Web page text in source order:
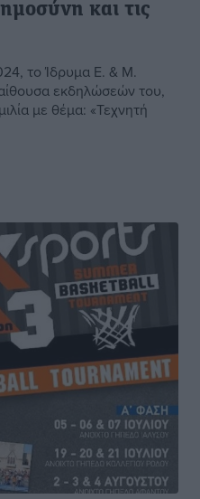
και τις
το Ίδρυμα Ε. & Μ.
εκδηλώσεών του,
με θέμα: «Τεχνητή